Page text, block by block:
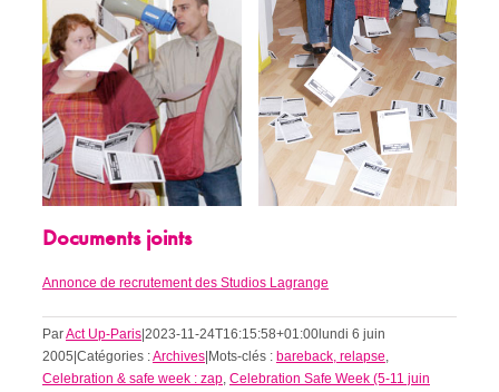
Documents joints
Annonce de recrutement des Studios Lagrange
ParAct Up-Paris 2023-11-24T16:15:58+01:00 lundi 6 juin
2005 Catégories :Archives Mots-clés : bareback, relapse,
Celebration & safe week : zap, Celebration Safe Week (5-11 juin